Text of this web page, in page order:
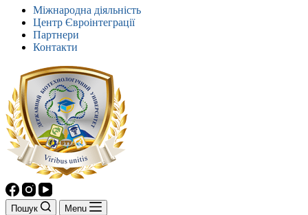
Міжнародна діяльність
Центр Євроінтеграції
Партнери
Контакти
Пошук Menu